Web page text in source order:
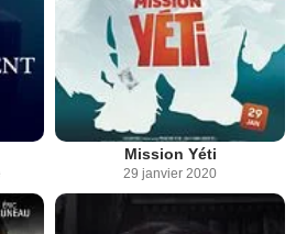
Mission Yéti
29 janvier 2020